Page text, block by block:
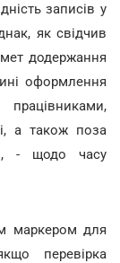
записів у
як свідчив
додержання
оформлення
а також поза
- щодо часу
маркером для
перевірка